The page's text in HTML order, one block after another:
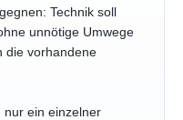
Technik soll
unnötige Umwege
die vorhandene
nur ein einzelner